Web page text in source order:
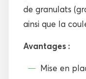
de granulats
ainsi que la
Avantages :
Mise en